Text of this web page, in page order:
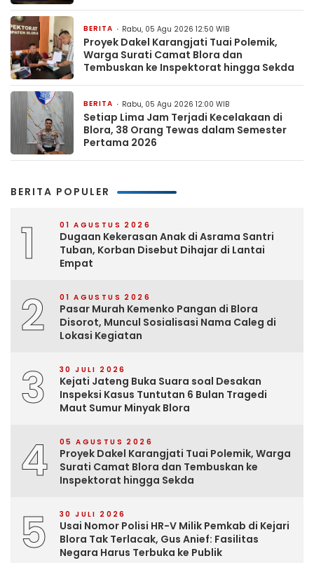
BERITA Rabu, 05 Agu 2026 12:50 WIB
Proyek Dakel Karangjati Tuai Polemik,
Warga Surati Camat Blora dan
Tembuskan ke Inspektorat hingga Sekda
BERITA Rabu, 05 Agu 2026 12:00 WIB
Setiap Lima Jam Terjadi Kecelakaan di
Blora, 38 Orang Tewas dalam Semester
Pertama 2026
BERITA POPULER
1 01 AGUSTUS 2026
Dugaan Kekerasan Anak di Asrama Santri
Tuban, Korban Disebut Dihajar di Lantai
Empat
2 01 AGUSTUS 2026
Pasar Murah Kemenko Pangan di Blora
Disorot, Muncul Sosialisasi Nama Caleg di
Lokasi Kegiatan
3 30 JULI 2026
Kejati Jateng Buka Suara soal Desakan
Inspeksi Kasus Tuntutan 6 Bulan Tragedi
Maut Sumur Minyak Blora
4 05 AGUSTUS 2026
Proyek Dakel Karangjati Tuai Polemik, Warga
Surati Camat Blora dan Tembuskan ke
Inspektorat hingga Sekda
5 30 JULI 2026
Usai Nomor Polisi HR-V Milik Pemkab di Kejari
Blora Tak Terlacak, Gus Anief: Fasilitas
Negara Harus Terbuka ke Publik